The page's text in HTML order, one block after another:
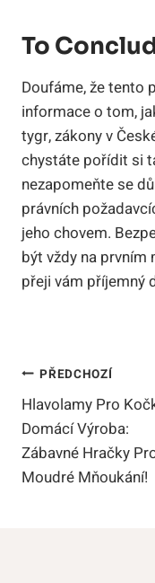
To
Doufáme, že tento
informace o tom,
tygr, zákony v
chystáte pořídit si
nezapomeňte se
právních
jeho chovem.
být vždy na prvním
přeji vám příjemný
Navigace
Pro
Příspěvek
PŘEDCHOZÍ
Hlavolamy Pro
Domácí Výroba:
Zábavné Hračky
Moudré Mňoukání!